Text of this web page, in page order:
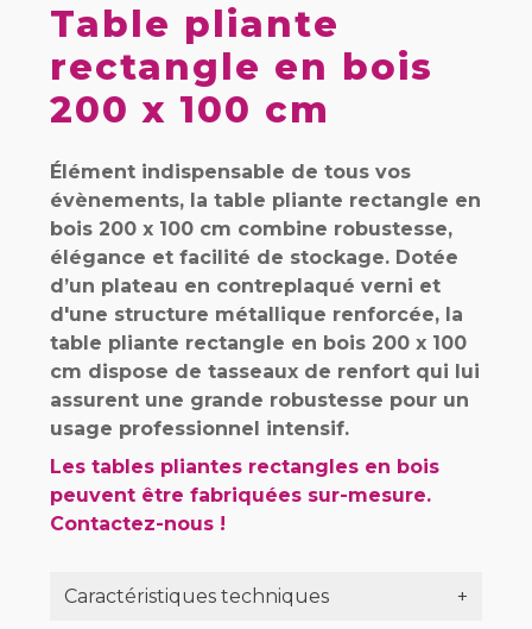
Table pliante
rectangle en bois
200 x 100 cm
Élément indispensable de tous vos
évènements, la table pliante rectangle en
bois 200 x 100 cm combine robustesse,
élégance et facilité de stockage. Dotée
d’un plateau en contreplaqué verni et
d'une structure métallique renforcée, la
table pliante rectangle en bois 200 x 100
cm dispose de tasseaux de renfort qui lui
assurent une grande robustesse pour un
usage professionnel intensif.
Les tables pliantes rectangles en bois
peuvent être fabriquées sur-mesure.
Contactez-nous !
Caractéristiques techniques +